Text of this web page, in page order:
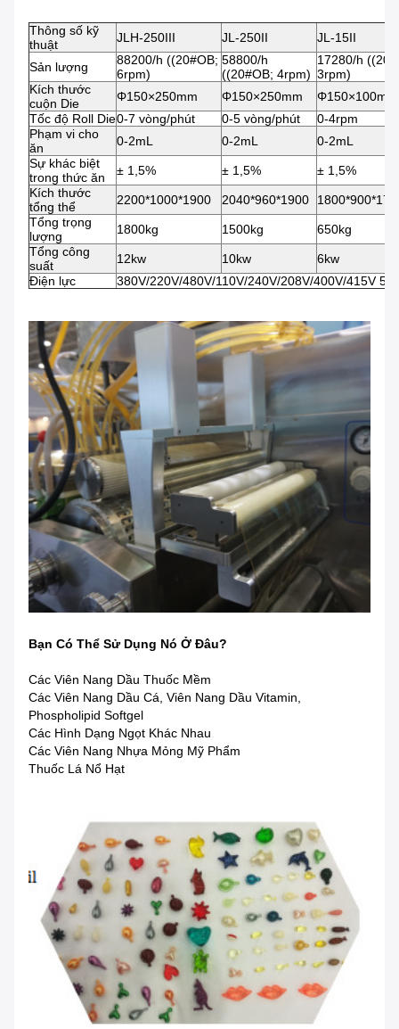
Thông số kỹ
thuật
JLH-250III JL-250II JL-15II
Sản lượng
88200/h ((20#OB;
6rpm)
58800/h
((20#OB; 4rpm)
17280/h
3rpm)
Kích thước
cuộn Die
Φ150×250mm Φ150×250mm
Φ150×100mm
Tốc độ Roll Die0-7 vòng/phút 0-5 vòng/phút
0-4rpm
Phạm vi cho
ăn
0-2mL 0-2mL
0-2mL
Sự khác biệt
trong thức ăn
± 1,5% ± 1,5%
± 1,5%
Kích thước
tổng thể
2200*1000*1900 2040*960*1900
Tổng trọng
lượng
1800kg 1500kg
650kg
Tổng công
suất
12kw 10kw
6kw
Điện lực
380V/220V/480V/110V/240V/208V/400V/415V
Bạn Có Thể Sử Dụng Nó Ở Đâu?
Các Viên Nang Dầu Thuốc Mềm
Các Viên Nang Dầu Cá, Viên Nang Dầu Vitamin,
Phospholipid Softgel
Các Hình Dạng Ngọt Khác Nhau
Các Viên Nang Nhựa Mỏng Mỹ Phẩm
Thuốc Lá Nổ Hạt